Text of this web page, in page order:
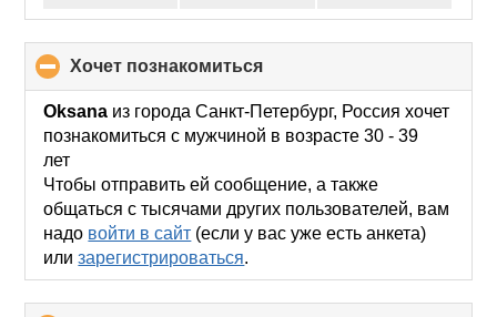
хочет познакомиться
to
collapse
contents
Oksana из города Санкт-Петербург, Россия хочет
познакомиться с мужчиной в возрасте 30 - 39
лет
Чтобы отправить ей сообщение, а также
общаться с тысячами других пользователей, вам
надо войти в сайт (если у вас уже есть анкета)
илизарегистрироваться.